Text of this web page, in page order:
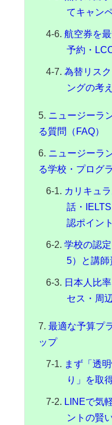
てキャン
航空券を
予約・
為替リス
ングの考
ニュージーラ
る質問（FAQ）
ニュージーラ
る学校・プログ
カリキュ
話・
認ポイント
学校の認
5）と講
日本人比
セス・周
最適な予算プ
ップ
まず「透
り」を取
LINEで気
ントの賢